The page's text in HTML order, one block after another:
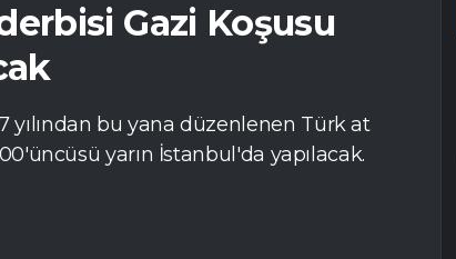
derbisi Gazi Koşusu
yılından bu yana düzenlenen Türk at
yarın İstanbul'da yapılacak.